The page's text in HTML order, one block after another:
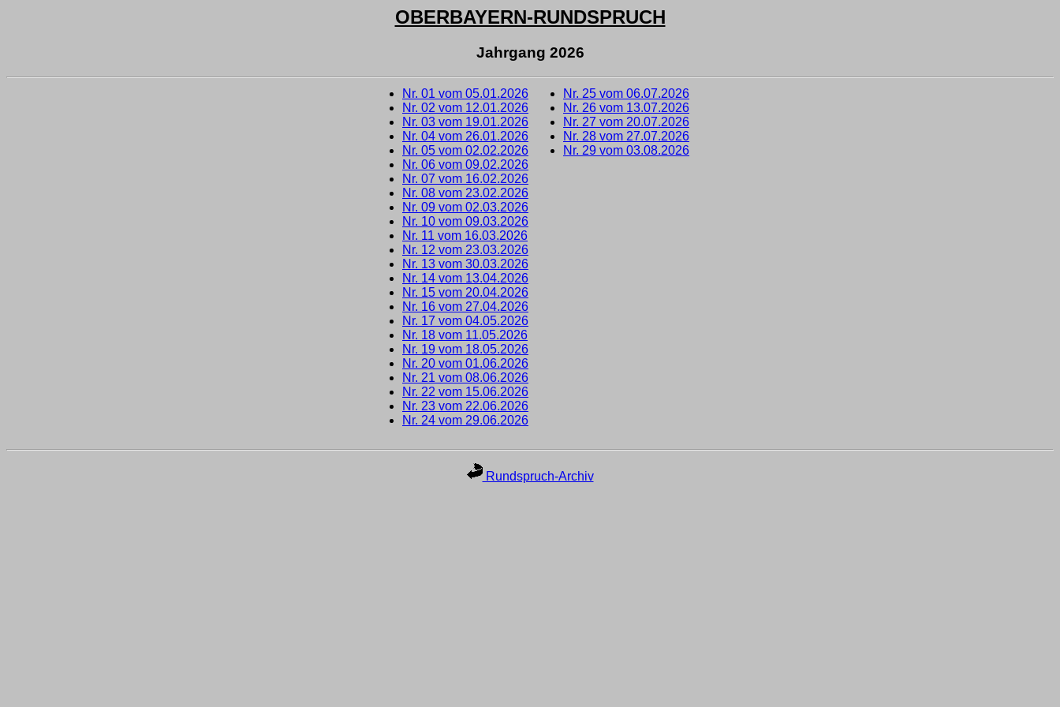
OBERBAYERN-RUNDSPRUCH
Jahrgang 2026
Nr. 01 vom 05.01.2026
Nr. 02 vom 12.01.2026
Nr. 03 vom 19.01.2026
Nr. 04 vom 26.01.2026
Nr. 05 vom 02.02.2026
Nr. 06 vom 09.02.2026
Nr. 07 vom 16.02.2026
Nr. 08 vom 23.02.2026
Nr. 09 vom 02.03.2026
Nr. 10 vom 09.03.2026
Nr. 11 vom 16.03.2026
Nr. 12 vom 23.03.2026
Nr. 13 vom 30.03.2026
Nr. 14 vom 13.04.2026
Nr. 15 vom 20.04.2026
Nr. 16 vom 27.04.2026
Nr. 17 vom 04.05.2026
Nr. 18 vom 11.05.2026
Nr. 19 vom 18.05.2026
Nr. 20 vom 01.06.2026
Nr. 21 vom 08.06.2026
Nr. 22 vom 15.06.2026
Nr. 23 vom 22.06.2026
Nr. 24 vom 29.06.2026
Nr. 25 vom 06.07.2026
Nr. 26 vom 13.07.2026
Nr. 27 vom 20.07.2026
Nr. 28 vom 27.07.2026
Nr. 29 vom 03.08.2026
Rundspruch-Archiv